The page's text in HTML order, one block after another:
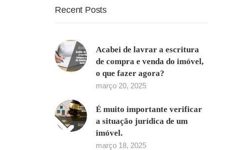
Recent Posts
Acabei de lavrar a escritura
de compra e venda do imóvel,
o que fazer agora?
março 20, 2025
É muito importante verificar
a situação jurídica de um
imóvel.
março 18, 2025